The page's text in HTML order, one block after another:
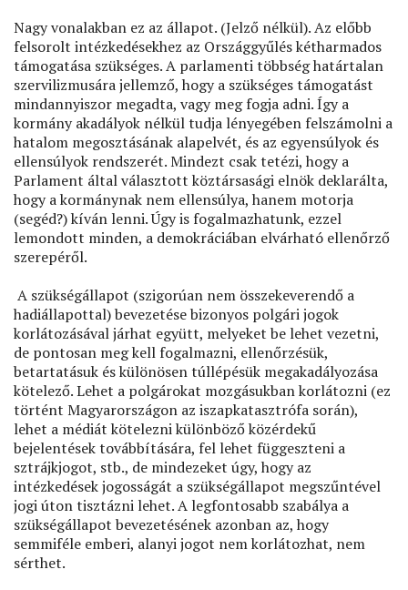
Nagy vonalakban ez az állapot. (Jelző nélkül). Az előbb
felsorolt intézkedésekhez az Országgyűlés kétharmados
támogatása szükséges. A parlamenti többség határtalan
szervilizmusára jellemző, hogy a szükséges támogatást
mindannyiszor megadta, vagy meg fogja adni. Így a
kormány akadályok nélkül tudja lényegében felszámolni a
hatalom megosztásának alapelvét, és az egyensúlyok és
ellensúlyok rendszerét. Mindezt csak tetézi, hogy a
Parlament által választott köztársasági elnök deklarálta,
hogy a kormánynak nem ellensúlya, hanem motorja
(segéd?) kíván lenni. Úgy is fogalmazhatunk, ezzel
lemondott minden, a demokráciában elvárható ellenőrző
szerepéről.
A szükségállapot (szigorúan nem összekeverendő a
hadiállapottal) bevezetése bizonyos polgári jogok
korlátozásával járhat együtt, melyeket be lehet vezetni,
de pontosan meg kell fogalmazni, ellenőrzésük,
betartatásuk és különösen túllépésük megakadályozása
kötelező. Lehet a polgárokat mozgásukban korlátozni (ez
történt Magyarországon az iszapkatasztrófa során),
lehet a médiát kötelezni különböző közérdekű
bejelentések továbbítására, fel lehet függeszteni a
sztrájkjogot, stb., de mindezeket úgy, hogy az
intézkedések jogosságát a szükségállapot megszűntével
jogi úton tisztázni lehet. A legfontosabb szabálya a
szükségállapot bevezetésének azonban az, hogy
semmiféle emberi, alanyi jogot nem korlátozhat, nem
sérthet.